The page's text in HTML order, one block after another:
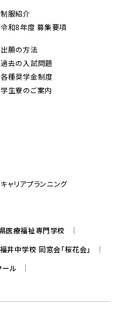
制服紹介
令和8年度 募集要項
出願の方法
過去の入試問題
各種奨学金制度
学生寮のご案内
キャリアプランニング
医療福祉専門学校
福井中学校 同窓会「桜花会」
ール